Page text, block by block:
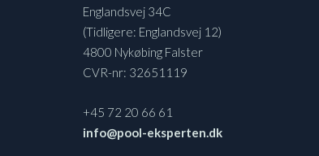
Englandsvej 34C
(Tidligere: Englandsvej 12)
4800 Nykøbing Falster
CVR-nr: 32651119
+45 72 20 66 61
info@pool-eksperten.dk